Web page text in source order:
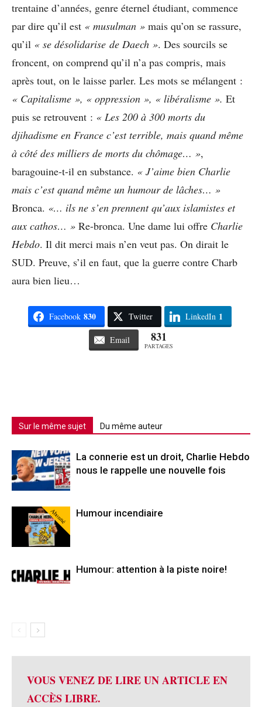
trentaine d’années, genre éternel étudiant, commence
par dire qu’il est « musulman » mais qu’on se rassure,
qu’il « se désolidarise de Daech ». Des sourcils se
froncent, on comprend qu’il n’a pas compris, mais
après tout, on le laisse parler. Les mots se mélangent :
« Capitalisme », « oppression », « libéralisme ». Et
puis se retrouvent : « Les 200 à 300 morts du
djihadisme en France c’est terrible, mais quand même
à côté des milliers de morts du chômage… »,
baragouine-t-il en substance. « J’aime bien Charlie
mais c’est quand même un humour de lâches… »
Bronca. «… ils ne s’en prennent qu’aux islamistes et
aux cathos… » Re-bronca. Une dame lui offre Charlie
Hebdo. Il dit merci mais n’en veut pas. On dirait le
SUD. Preuve, s’il en faut, que la guerre contre Charb
aura bien lieu…
Facebook 830 Twitter LinkedIn 1
Email 831
PARTAGES
Sur le même sujet Du même auteur
La connerie est un droit, Charlie Hebdo
nous le rappelle une nouvelle fois
Abonné Humour incendiaire
Humour: attention à la piste noire!
VOUS VENEZ DE LIRE UN ARTICLE EN
ACCÈS LIBRE.